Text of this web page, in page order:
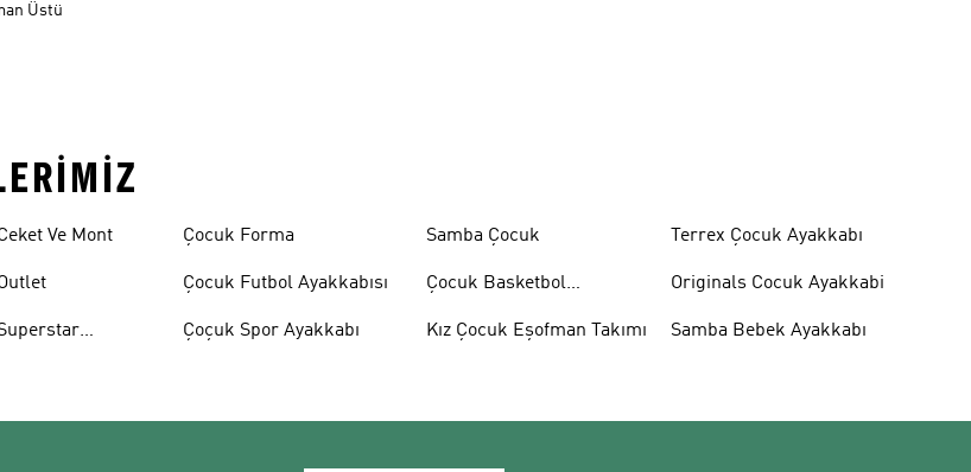
Üstü
Ve Mont Çocuk Forma
Çocuk Futbol Ayakkabısı
Çoçuk Spor Ayakkabı
Samba Çocuk
Çocuk Basketbol
Kız Çocuk Eşofman Takımı
Terrex Çocuk Ayakkabı
Originals Cocuk Ayakkabi
Samba Bebek Ayakkabı